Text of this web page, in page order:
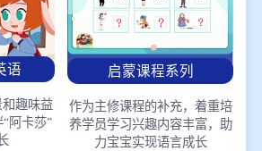
语
趣味益
阿卡莎”
启蒙课程系列
作为主修课程的补充，着重培
养学员学习兴趣内容丰富，助
力宝宝实现语言成长